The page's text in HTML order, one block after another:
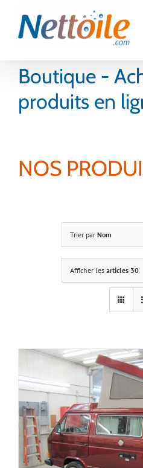
Boutique -
produits en
NOS
Trier par Nom
Afficher les articles 30